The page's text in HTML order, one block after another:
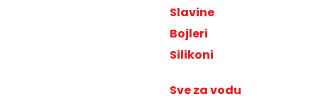
Slavine
Bojleri
Silikoni
Sve za vodu